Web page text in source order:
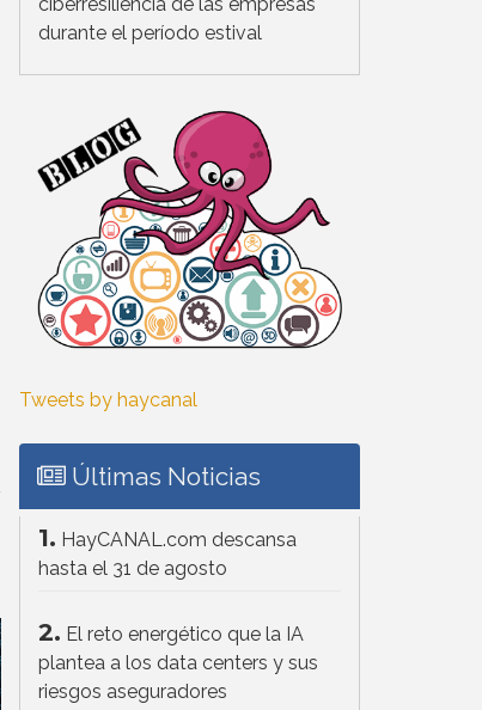
durante el período estival
Tweets by haycanal
Últimas Noticias
1. HayCANAL.com descansa
hasta el 31 de agosto
2. El reto energético que la IA
plantea a los data centers y sus
riesgos aseguradores